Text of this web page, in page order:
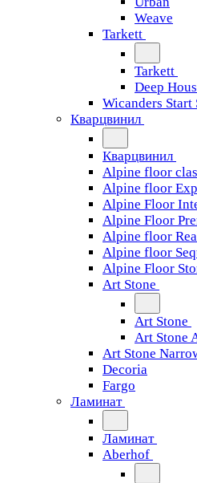
Weave
Tarkett
Tarkett
Deep
Wicanders Start
Кварцвинил
Кварцвинил
Alpine floor
Alpine floor
Alpine Floor
Alpine Floor
Alpine floor
Alpine floor
Alpine Floor
Art Stone
Art Stone
Art Stone
Art Stone
Decoria
Fargo
Ламинат
Ламинат
Aberhof